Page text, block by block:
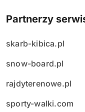
Partnerzy
skarb-kibica.pl
snow-board.pl
rajdyterenowe.pl
sporty-walki.com